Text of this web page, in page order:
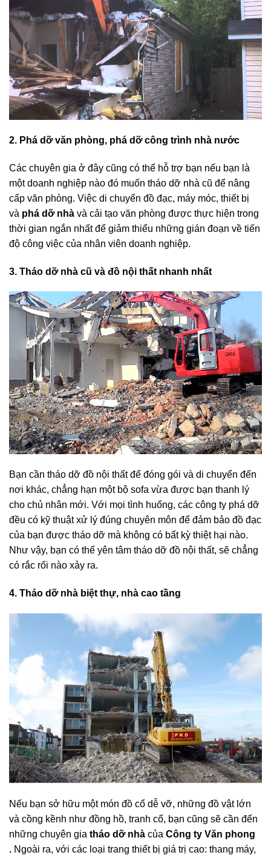
2. Phá dỡ văn phòng, phá dỡ công trình nhà nước
Các chuyên gia ở đây cũng có thể hỗ trợ bạn nếu bạn là
một doanh nghiệp nào đó muốn tháo dỡ nhà cũ để nâng
cấp văn phòng. Việc di chuyển đồ đạc, máy móc, thiết bị
và phá dỡ nhà và cải tạo văn phòng được thực hiện trong
thời gian ngắn nhất để giảm thiểu những gián đoạn về tiến
độ công việc của nhân viên doanh nghiệp.
3. Tháo dỡ nhà cũ và đồ nội thất nhanh nhất
Bạn cần tháo dỡ đồ nội thất để đóng gói và di chuyển đến
nơi khác, chẳng hạn một bộ sofa vừa được bạn thanh lý
cho chủ nhân mới. Với mọi tình huống, các công ty phá dỡ
đều có kỹ thuật xử lý đúng chuyên môn để đảm bảo đồ đạc
của bạn được tháo dỡ mà không có bất kỳ thiệt hại nào.
Như vậy, bạn có thể yên tâm tháo dỡ đồ nội thất, sẽ chẳng
có rắc rối nào xảy ra.
4. Tháo dỡ nhà biệt thự, nhà cao tầng
Nếu bạn sở hữu một món đồ cổ dễ vỡ, những đồ vật lớn
và cồng kềnh như đồng hồ, tranh cổ, bạn cũng sẽ cần đến
những chuyên gia tháo dỡ nhà của Công ty Văn phong
. Ngoài ra, với các loại trang thiết bị giá trị cao: thang máy,